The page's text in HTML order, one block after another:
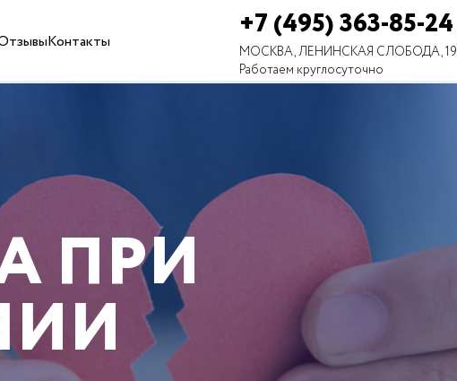
Контакты +7 (495) 363-85-24
МОСКВА, ЛЕНИНСКАЯ СЛОБОДА, 19
Работаем круглосуточно
ПРИ